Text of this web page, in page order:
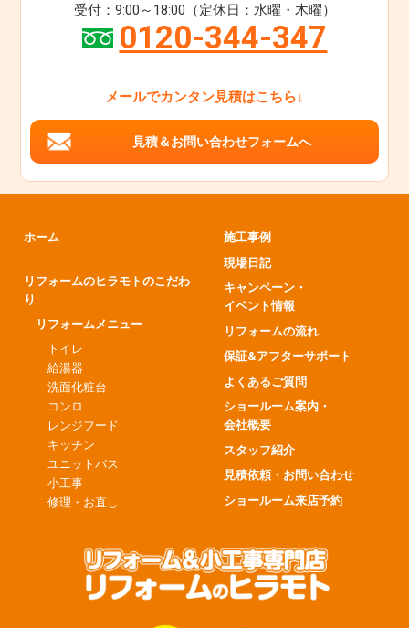
受付：9:00～18:00（定休日：水曜・木曜）
0120-344-347
メールでカンタン見積はこちら↓
見積＆お問い合わせフォームへ
ホーム
リフォームのヒラモトのこだわ
り
リフォームメニュー
トイレ
給湯器
洗面化粧台
コンロ
レンジフード
キッチン
ユニットバス
小工事
修理・お直し
施工事例
現場日記
キャンペーン・
イベント情報
リフォームの流れ
保証&アフターサポート
よくあるご質問
ショールーム案内・
会社概要
スタッフ紹介
見積依頼・お問い合わせ
ショールーム来店予約